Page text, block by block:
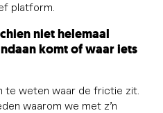
platform.
niet helemaal
komt of waar iets
te weten waar de frictie zit.
waarom we met z’n